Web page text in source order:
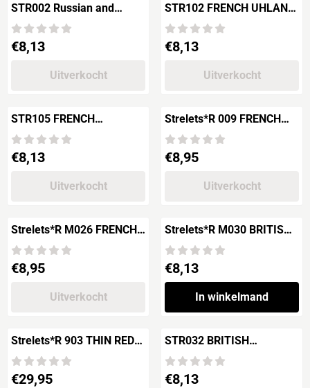
STR002 Russian and
Prussian Chiefs of Staff.
Prijs: 8,13
€8,13
Uitverkocht
STR102 FRENCH UHLANS
"in summer Uniform"
Prijs: 8,13
€8,13
Uitverkocht
STR105 FRENCH
CUIRRASSIERS "in Attack"
Prijs: 8,13
€8,13
Uitverkocht
Strelets*R 009 FRENCH
FOOT DRAGOONS and
POLISH GRENADIERS
Prijs: 8,95
€8,95
Uitverkocht
Strelets*R M026 FRENCH
INFANTRY in Adbance
Prijs: 8,95
€8,95
Uitverkocht
Strelets*R M030 BRITISH
LIGHT INFANTRY
Prijs: 8,13
€8,13
In winkelmand
Strelets*R 903 THIN RED
LINE
Prijs: 29,95
€29,95
STR032 BRITISH
GRENADIERS in "Summer
Dress"
Prijs: 8,13
€8,13